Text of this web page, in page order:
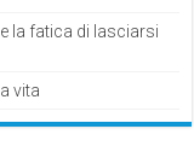
la fatica di lasciarsi
vita